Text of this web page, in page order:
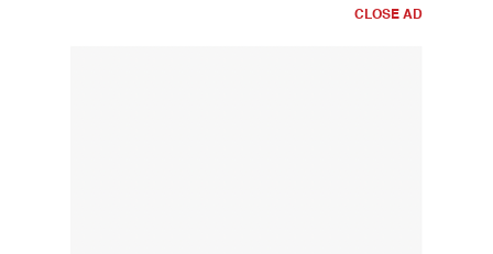
CLOSE AD